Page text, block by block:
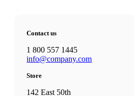
Contact us
1 800 557 1445
info@company.com
Store
142 East 50th